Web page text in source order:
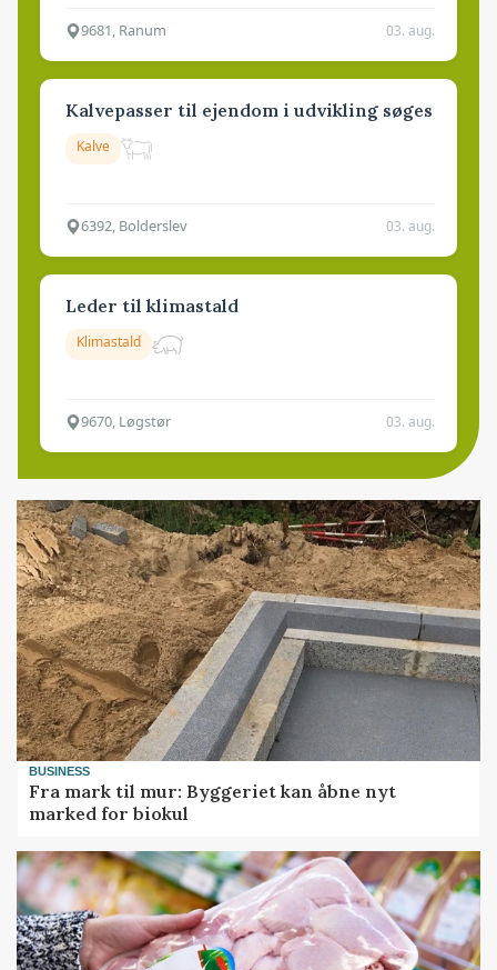
9681, Ranum 03. aug.
Kalvepasser til ejendom i udvikling søges
Kalve
6392, Bolderslev 03. aug.
Leder til klimastald
Klimastald
9670, Løgstør 03. aug.
BUSINESS
Fra mark til mur: Byggeriet kan åbne nyt
marked for biokul